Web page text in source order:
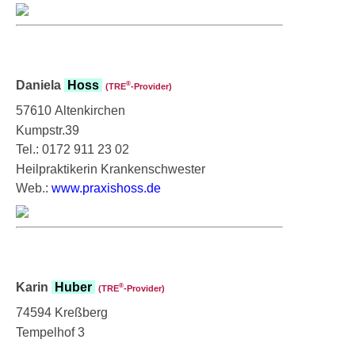
Daniela Hoss (TRE®‑Provider)
57610 Altenkirchen
Kumpstr.39
Tel.: 0172 911 23 02
Heilpraktikerin Krankenschwester
Web.: www.praxishoss.de
Karin Huber (TRE®‑Provider)
74594 Kreßberg
Tempelhof 3